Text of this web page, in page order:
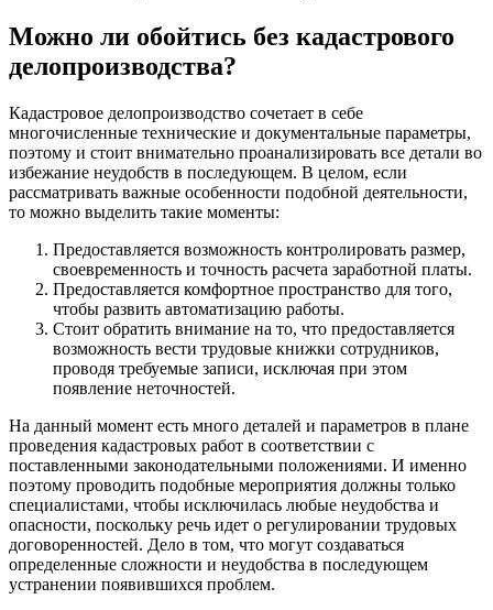
Можно ли обойтись без кадастрового
делопроизводства?
Кадастровое делопроизводство сочетает в себе
многочисленные технические и документальные параметры,
поэтому и стоит внимательно проанализировать все детали во
избежание неудобств в последующем. В целом, если
рассматривать важные особенности подобной деятельности,
то можно выделить такие моменты:
Предоставляется возможность контролировать размер,
своевременность и точность расчета заработной платы.
Предоставляется комфортное пространство для того,
чтобы развить автоматизацию работы.
Стоит обратить внимание на то, что предоставляется
возможность вести трудовые книжки сотрудников,
проводя требуемые записи, исключая при этом
появление неточностей.
На данный момент есть много деталей и параметров в плане
проведения кадастровых работ в соответствии с
поставленными законодательными положениями. И именно
поэтому проводить подобные мероприятия должны только
специалистами, чтобы исключилась любые неудобства и
опасности, поскольку речь идет о регулировании трудовых
договоренностей. Дело в том, что могут создаваться
определенные сложности и неудобства в последующем
устранении появившихся проблем.